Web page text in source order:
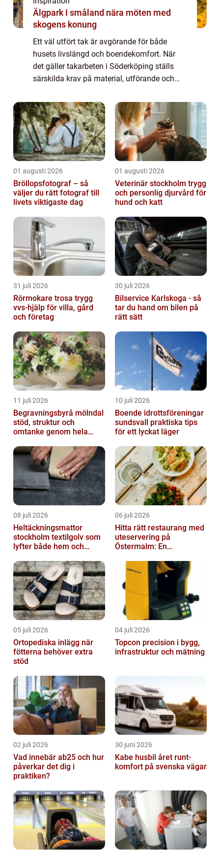
Älgpark I småland nära möten med
skogens konung
Ett väl utfört tak är avgörande för både
husets livslängd och boendekomfort. När
det gäller takarbeten i Söderköping ställs
särskilda krav på material, utförande och
01 augusti 2026
Bröllopsfotograf – så
väljer du rätt fotograf till
livets viktigaste dag
01 augusti 2026
Veterinär stockholm trygg
och personlig djurvård för
hund och katt
31 juli 2026
Rörmokare trosa trygg
vvs-hjälp för villa, gård
och företag
30 juli 2026
Bilservice Karlskoga - så
tar du hand om bilen på
rätt sätt
11 juli 2026
Begravningsbyrå mölndal
stöd, struktur och
omtanke genom hela
10 juli 2026
Boende idrottsföreningar
sundsvall praktiska tips
för ett lyckat läger
08 juli 2026
Heltäckningsmattor
stockholm textilgolv som
lyfter både hem och
06 juli 2026
Hitta rätt restaurang med
uteservering på
Östermalm: En
i solen
05 juli 2026
Ortopediska inlägg när
fötterna behöver extra
stöd
04 juli 2026
Topcon precision i bygg,
infrastruktur och mätning
02 juli 2026
Vad innebär ab25 och hur
påverkar det dig i
praktiken?
30 juni 2026
Kabe husbil året runt-
komfort på svenska vägar